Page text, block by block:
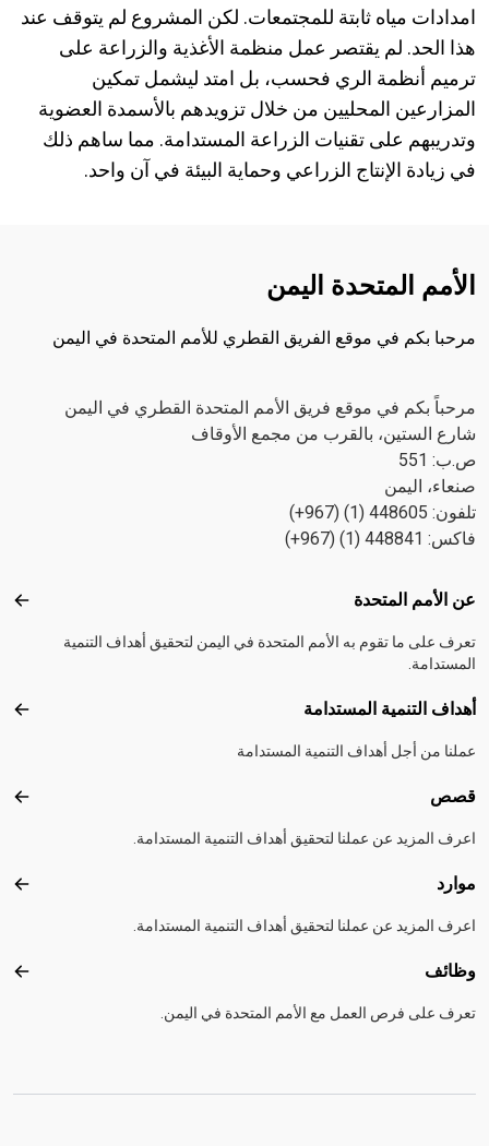
امدادات مياه ثابتة للمجتمعات. لكن المشروع لم يتوقف عند
هذا الحد. لم يقتصر عمل منظمة الأغذية والزراعة على
ترميم أنظمة الري فحسب، بل امتد ليشمل تمكين
المزارعين المحليين من خلال تزويدهم بالأسمدة العضوية
وتدريبهم على تقنيات الزراعة المستدامة. مما ساهم ذلك
في زيادة الإنتاج الزراعي وحماية البيئة في آن واحد.
الأمم المتحدة اليمن
مرحبا بكم في موقع الفريق القطري للأمم المتحدة في اليمن
مرحباً بكم في موقع فريق الأمم المتحدة القطري في اليمن
شارع الستين، بالقرب من مجمع الأوقاف
ص.ب: 551
صنعاء، اليمن
تلفون: 448605 (1) (967+)
فاكس: 448841 (1) (967+)
Footer menu
عن الأمم المتحدة عن
تعرف على ما تقوم به الأمم المتحدة في اليمن لتحقيق أهداف التنمية
المستدامة.
أهداف التنمية المستدامة
عملنا من أجل أهداف التنمية المستدامة
قصص
اعرف المزيد عن عملنا لتحقيق أهداف التنمية المستدامة.
موارد
اعرف المزيد عن عملنا لتحقيق أهداف التنمية المستدامة.
وظائف
تعرف على فرص العمل مع الأمم المتحدة في اليمن.